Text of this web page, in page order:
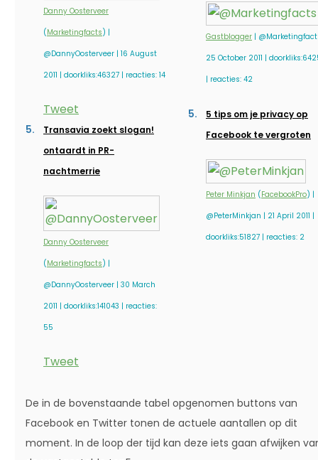
Danny Oosterveer
(Marketingfacts) |
@DannyOosterveer | 16 August
2011 | doorkliks:46327 | reacties: 14
Tweet
Transavia zoekt slogan!
ontaardt in PR-
nachtmerrie
Danny Oosterveer
(Marketingfacts) |
@DannyOosterveer | 30 March
2011 | doorkliks:141043 | reacties:
55
Tweet
Gastblogger |
25 October 2011 |
| reacties: 42
5 tips om je privacy op
Facebook te vergroten
Peter Minkjan (FacebookPro) |
@PeterMinkjan | 21 April 2011 |
doorkliks:51827 | reacties: 2
De in de bovenstaande tabel opgenomen buttons van
Facebook en Twitter tonen de actuele aantallen op dit
moment. In de loop der tijd kan deze iets gaan afwijken